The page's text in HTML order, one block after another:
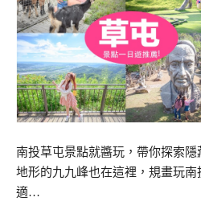
南投草屯景點就醬玩，帶你探索
地形的九九峰也在這裡，規畫玩
適…